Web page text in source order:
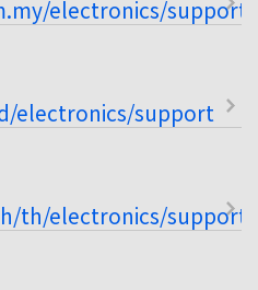
electronics/support
electronics/support
th/electronics/support